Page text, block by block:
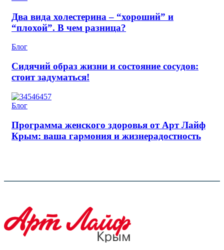
Два вида холестерина – “хороший” и
“плохой”. В чем разница?
Блог
Сидячий образ жизни и состояние сосудов:
стоит задуматься!
Блог
Программа женского здоровья от Арт Лайф
Крым: ваша гармония и жизнерадостность